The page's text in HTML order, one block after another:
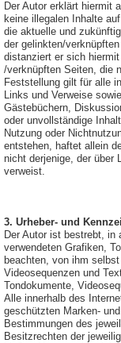
Der Autor erklärt hiermit
keine illegalen Inhalte
die aktuelle und
der gelinkten/
distanziert er sich
/verknüpften Seiten, die
Feststellung gilt für alle
Links und Verweise
Gästebüchern,
oder unvollständige
Nutzung oder
entstehen, haftet allein
nicht derjenige, der über
verweist.
3. Urheber- und
Der Autor ist bestrebt, in
verwendeten Grafiken,
beachten, von ihm
Videosequenzen und
Tondokumente,
Alle innerhalb des
geschützten Marken-
Bestimmungen des
Besitzrechten der